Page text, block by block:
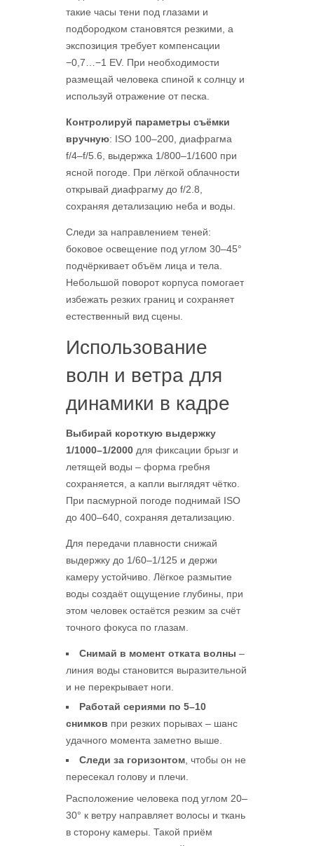
такие часы тени под глазами и
подбородком становятся резкими, а
экспозиция требует компенсации
−0,7…−1 EV. При необходимости
размещай человека спиной к солнцу и
используй отражение от песка.
Контролируй параметры съёмки
вручную: ISO 100–200, диафрагма
f/4–f/5.6, выдержка 1/800–1/1600 при
ясной погоде. При лёгкой облачности
открывай диафрагму до f/2.8,
сохраняя детализацию неба и воды.
Следи за направлением теней:
боковое освещение под углом 30–45°
подчёркивает объём лица и тела.
Небольшой поворот корпуса помогает
избежать резких границ и сохраняет
естественный вид сцены.
Использование
волн и ветра для
динамики в кадре
Выбирай короткую выдержку
1/1000–1/2000 для фиксации брызг и
летящей воды – форма гребня
сохраняется, а капли выглядят чётко.
При пасмурной погоде поднимай ISO
до 400–640, сохраняя детализацию.
Для передачи плавности снижай
выдержку до 1/60–1/125 и держи
камеру устойчиво. Лёгкое размытие
воды создаёт ощущение глубины, при
этом человек остаётся резким за счёт
точного фокуса по глазам.
Снимай в момент отката волны –
линия воды становится выразительной
и не перекрывает ноги.
Работай сериями по 5–10
снимков при резких порывах – шанс
удачного момента заметно выше.
Следи за горизонтом , чтобы он не
пересекал голову и плечи.
Расположение человека под углом 20–
30° к ветру направляет волосы и ткань
в сторону камеры. Такой приём